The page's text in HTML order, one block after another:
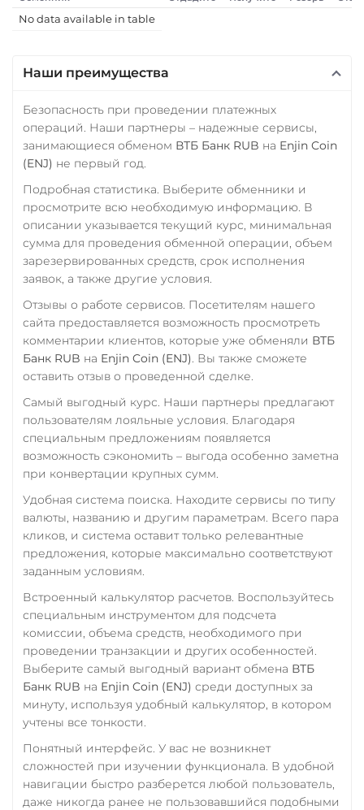
Tether Gold (XAUt)
Tezos (XTZ)
Tornado Cash (TORN)
Tron (TRX)
TrueUSD (TUSD)
ERC20
TRUMP
Uniswap (UNI)
USD Coin (USDC)
ERC20 BEP20
AVAX
SOL
CRONOS
ARB
OP
BASE
Utopia USD (UUSD)
VeChain (VET)
WAVES
Wrapped Bitcoin (WBTC)
AVAXC
Wrapped Ethereum
ERC20 AVAXC
CRO
RONIN
Yearn.finance (YFI)
Zcash (ZEC)
GEL IDR NZD
KRW
ОТП Банк
UAH
Ощадбанк UAH
Почта Банк RUB
Приват24
UAH
ПУМБ UAH
Райффайзен
RUB UAH
РНКБ RUB
Росбанк RUB
Россельхоз банк RUB
Сбербанк
RUB
Счет ИП/ООО
EUR CNY
Тинькофф
RUB
УкрСиббанк UAH
Центр Кредит KZT
Элкарт KGS
No data available in table
Наши преимущества
Безопасность при проведении платежных
операций. Наши партнеры – надежные сервисы,
занимающиеся обменом ВТБ Банк RUB на Enjin Coin
(ENJ) не первый год.
Подробная статистика. Выберите обменники и
просмотрите всю необходимую информацию. В
описании указывается текущий курс, минимальная
сумма для проведения обменной операции, объем
зарезервированных средств, срок исполнения
заявок, а также другие условия.
Отзывы о работе сервисов. Посетителям нашего
сайта предоставляется возможность просмотреть
комментарии клиентов, которые уже обменяли ВТБ
Банк RUB на Enjin Coin (ENJ). Вы также сможете
оставить отзыв о проведенной сделке.
Самый выгодный курс. Наши партнеры предлагают
пользователям лояльные условия. Благодаря
специальным предложениям появляется
возможность сэкономить – выгода особенно заметна
при конвертации крупных сумм.
Удобная система поиска. Находите сервисы по типу
валюты, названию и другим параметрам. Всего пара
кликов, и система оставит только релевантные
предложения, которые максимально соответствуют
заданным условиям.
Встроенный калькулятор расчетов. Воспользуйтесь
специальным инструментом для подсчета
комиссии, объема средств, необходимого при
проведении транзакции и других особенностей.
Выберите самый выгодный вариант обмена ВТБ
Банк RUB на Enjin Coin (ENJ) среди доступных за
минуту, используя удобный калькулятор, в котором
учтены все тонкости.
Понятный интерфейс. У вас не возникнет
сложностей при изучении функционала. В удобной
навигации быстро разберется любой пользователь,
даже никогда ранее не пользовавшийся подобными